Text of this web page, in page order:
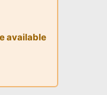
available